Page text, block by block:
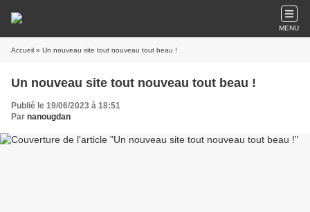
MENU
Accueil » Un nouveau site tout nouveau tout beau !
Un nouveau site tout nouveau tout beau !
Publié le 19/06/2023 à 18:51
Par nanougdan